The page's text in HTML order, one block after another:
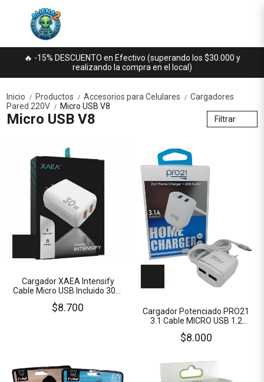
🔥 -15% DESCUENTO en Efectivo (superando los $30.000 y
realizando la compra en el local)
Inicio / Productos / Accesorios para Celulares / Cargadores
Pared 220V
/ Micro USB V8
Micro USB V8 Filtrar
Cargador XAEA Intensify
Cable Micro USB Incluido 30W
2 Puertos USB H
$8.700
Cargador Potenciado PRO21
3.1 Cable MICRO USB 1.2
Metros + 2x USB Hembra
$8.000